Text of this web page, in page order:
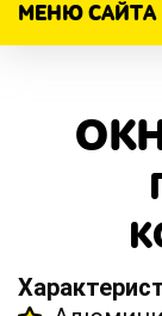
МЕНЮ САЙТА